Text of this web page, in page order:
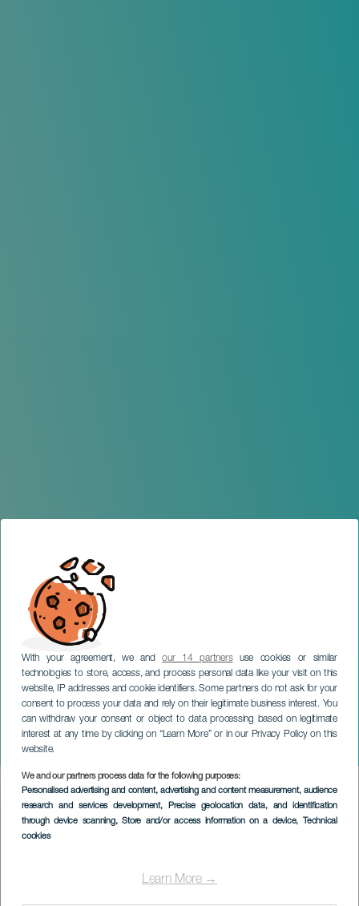
With your agreement, we andour 14 partnersuse cookies or similar
technologies to store, access, and process personal data like your visit on this
website, IP addresses and cookie identifiers. Some partners do not ask for your
consent to process your data and rely on their legitimate business interest. You
can withdraw your consent or object to data processing based on legitimate
interest at any time by clicking on “Learn More” or in our Privacy Policy on this
website.
We and our partners process data for the following purposes:
Personalised advertising and content, advertising and content measurement, audience
research and services development, Precise geolocation data, and identification
through device scanning, Store and/or access information on a device, Technical
cookies
Learn More →
100. Geburtstag von
Alonso Quesada
GRAN CANARIA
Imagen
Listado